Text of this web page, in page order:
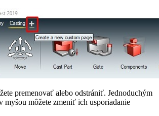
premenovať alebo odstrániť. Jednoduchým
myšou môžete zmeniť ich usporiadanie